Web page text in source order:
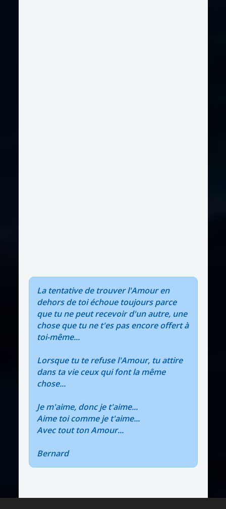
La tentative de trouver l'Amour en
dehors de toi échoue toujours parce
que tu ne peut recevoir d'un autre, une
chose que tu ne t'es pas encore offert à
toi-même...
Lorsque tu te refuse l'Amour, tu attire
dans ta vie ceux qui font la même
chose...
Je m'aime, donc je t'aime...
Aime toi comme je t'aime...
Avec tout ton Amour...
Bernard